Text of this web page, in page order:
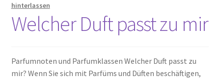
hinterlassen
Welcher Duft passt zu mir
Parfumnoten und Parfumklassen Welcher Duft passt zu
mir? Wenn Sie sich mit Parfüms und Düften beschäftigen,